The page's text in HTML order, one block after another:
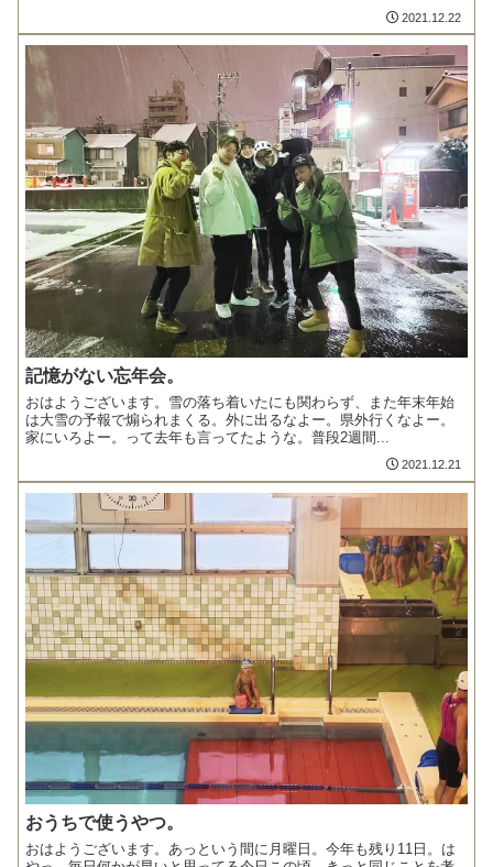
2021.12.22
記憶がない忘年会。
おはようございます。雪の落ち着いたにも関わらず、また年末年始
は大雪の予報で煽られまくる。外に出るなよー。県外行くなよー。
家にいろよー。って去年も言ってたような。普段2週間...
2021.12.21
おうちで使うやつ。
おはようございます。あっという間に月曜日。今年も残り11日。は